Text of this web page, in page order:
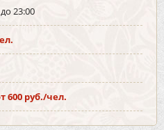
23:00
600 руб./чел.